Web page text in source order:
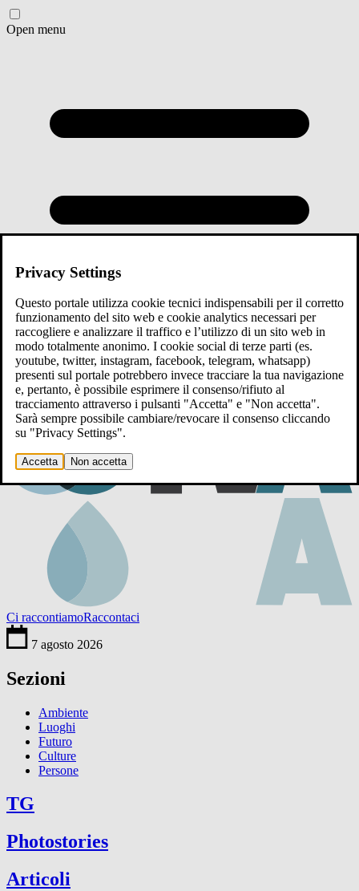
Open menu
Ci raccontiamoRaccontaci
7 agosto 2026
Sezioni
Ambiente
Luoghi
Futuro
Culture
Persone
TG
Photostories
Articoli
Privacy Settings
Questo portale utilizza cookie tecnici indispensabili per il corretto
funzionamento del sito web e cookie analytics necessari per
raccogliere e analizzare il traffico e l’utilizzo di un sito web in
modo totalmente anonimo. I cookie social di terze parti (es.
youtube, twitter, instagram, facebook, telegram, whatsapp)
presenti sul portale potrebbero invece tracciare la tua navigazione
e, pertanto, è possibile esprimere il consenso/rifiuto al
tracciamento attraverso i pulsanti "Accetta" e "Non accetta".
Sarà sempre possibile cambiare/revocare il consenso cliccando
su "Privacy Settings".
Accetta Non accetta